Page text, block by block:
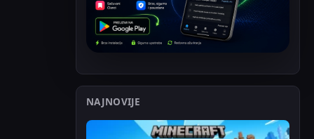
NAJNOVIJE